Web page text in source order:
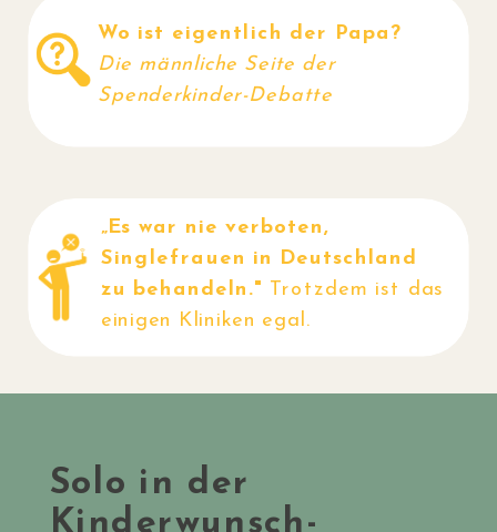
„Es war nie verboten,
Singlefrauen in Deutschland
zu behandeln." Trotzdem ist das
einigen Kliniken egal.
Wo ist eigentlich der Papa?
Die männliche Seite der
Spenderkinder-Debatte
Solo in der
Kinderwunsch-